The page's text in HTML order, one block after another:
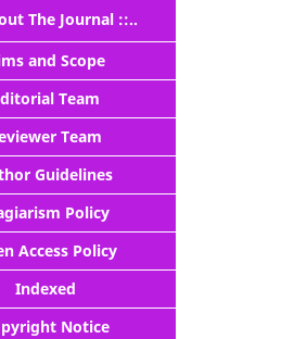
The Journal ::..
and Scope
Team
Team
Guidelines
Policy
Access Policy
Indexed
Notice